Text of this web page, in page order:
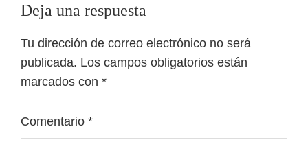
Reader
Interactions
Deja una respuesta
Tu dirección de correo electrónico no será
publicada. Los campos obligatorios están
marcados con *
Comentario *